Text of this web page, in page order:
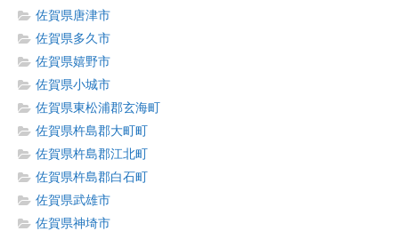
佐賀県唐津市
佐賀県多久市
佐賀県嬉野市
佐賀県小城市
佐賀県東松浦郡玄海町
佐賀県杵島郡大町町
佐賀県杵島郡江北町
佐賀県杵島郡白石町
佐賀県武雄市
佐賀県神埼市